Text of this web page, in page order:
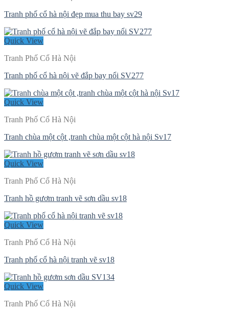
Tranh phố cổ hà nội đẹp mua thu bay sv29
Quick View
Tranh Phố Cổ Hà Nội
Tranh phố cổ hà nội vẽ đắp bay nổi SV277
Quick View
Tranh Phố Cổ Hà Nội
Tranh chùa một cột ,tranh chùa một cột hà nội Sv17
Quick View
Tranh Phố Cổ Hà Nội
Tranh hồ gươm tranh vẽ sơn dầu sv18
Quick View
Tranh Phố Cổ Hà Nội
Tranh phố cổ hà nội tranh vẽ sv18
Quick View
Tranh Phố Cổ Hà Nội